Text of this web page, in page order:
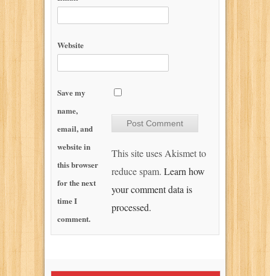
Website
Save my
name,
email, and
website in
this browser
for the next
time I
comment.
This site uses Akismet to
reduce spam. Learn how
your comment data is
processed.